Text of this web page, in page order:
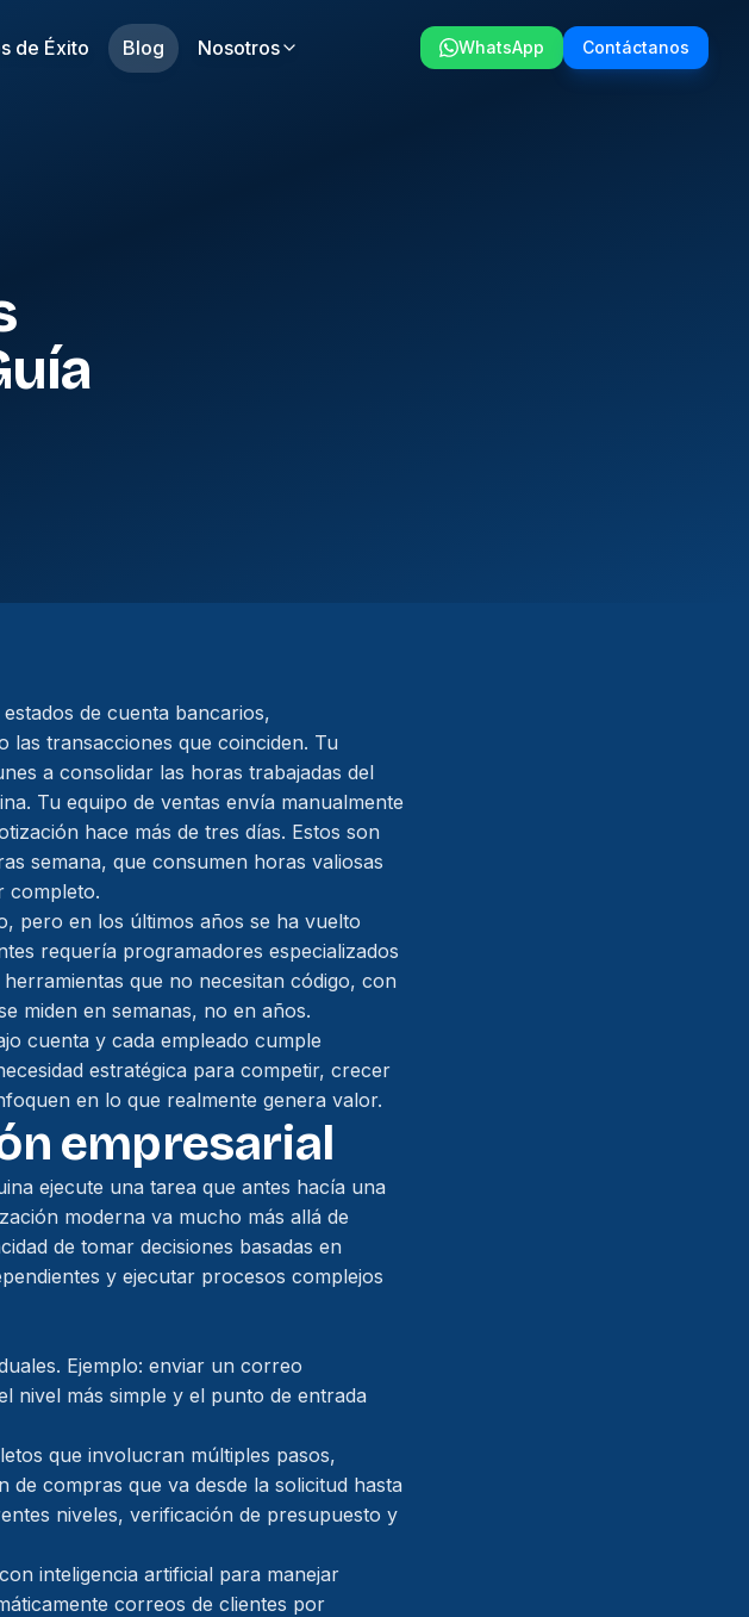
de Éxito Blog Nosotros WhatsApp Contáctanos
de cuenta bancarios,
las transacciones que coinciden. Tu
a consolidar las horas trabajadas del
Tu equipo de ventas envía manualmente
hace más de tres días. Estos son
semana, que consumen horas valiosas
completo.
pero en los últimos años se ha vuelto
requería programadores especializados
que no necesitan código, con
miden en semanas, no en años.
cuenta y cada empleado cumple
estratégica para competir, crecer
en lo que realmente genera valor.
empresarial
ejecute una tarea que antes hacía una
moderna va mucho más allá de
de tomar decisiones basadas en
y ejecutar procesos complejos
Ejemplo: enviar un correo
nivel más simple y el punto de entrada
que involucran múltiples pasos,
compras que va desde la solicitud hasta
niveles, verificación de presupuesto y
inteligencia artificial para manejar
correos de clientes por